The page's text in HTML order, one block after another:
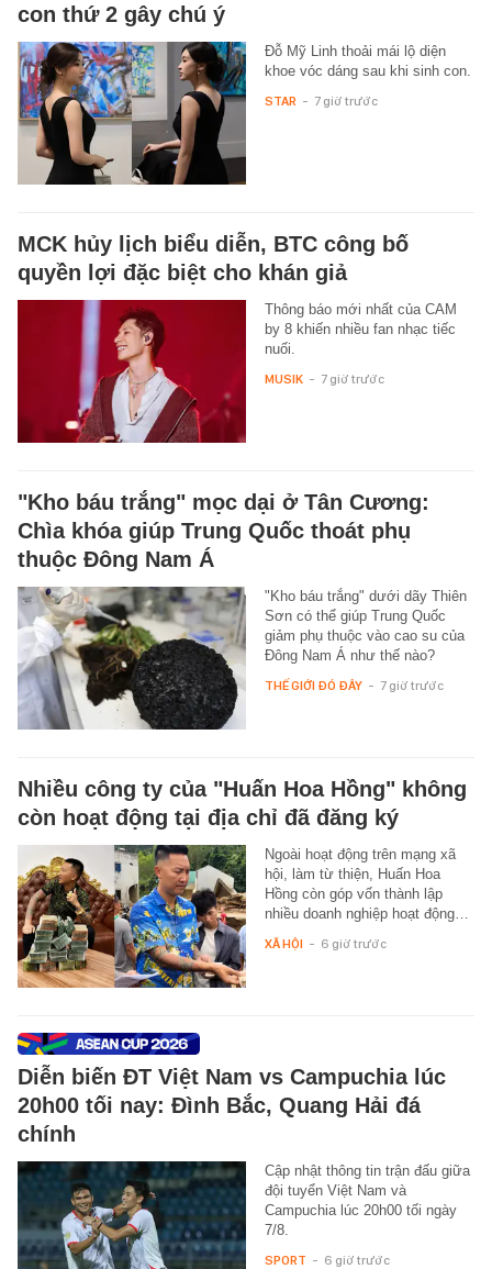
con thứ 2 gây chú ý
Đỗ Mỹ Linh thoải mái lộ diện
khoe vóc dáng sau khi sinh con.
STAR - 7 giờ trước
MCK hủy lịch biểu diễn, BTC công bố
quyền lợi đặc biệt cho khán giả
Thông báo mới nhất của CAM
by 8 khiến nhiều fan nhạc tiếc
nuối.
MUSIK - 7 giờ trước
"Kho báu trắng" mọc dại ở Tân Cương:
Chìa khóa giúp Trung Quốc thoát phụ
thuộc Đông Nam Á
"Kho báu trắng" dưới dãy Thiên
Sơn có thể giúp Trung Quốc
giảm phụ thuộc vào cao su của
Đông Nam Á như thế nào?
THẾ GIỚI ĐÓ ĐÂY - 7 giờ trước
Nhiều công ty của "Huấn Hoa Hồng" không
còn hoạt động tại địa chỉ đã đăng ký
Ngoài hoạt động trên mạng xã
hội, làm từ thiện, Huấn Hoa
Hồng còn góp vốn thành lập
nhiều doanh nghiệp hoạt động…
XÃ HỘI - 6 giờ trước
Diễn biến ĐT Việt Nam vs Campuchia lúc
20h00 tối nay: Đình Bắc, Quang Hải đá
chính
Cập nhật thông tin trận đấu giữa
đội tuyển Việt Nam và
Campuchia lúc 20h00 tối ngày
7/8.
SPORT - 6 giờ trước